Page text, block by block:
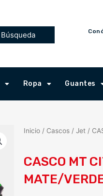
Ropa Guantes
Inicio/ Cascos/ Jet /
CASCO MT
MATE/